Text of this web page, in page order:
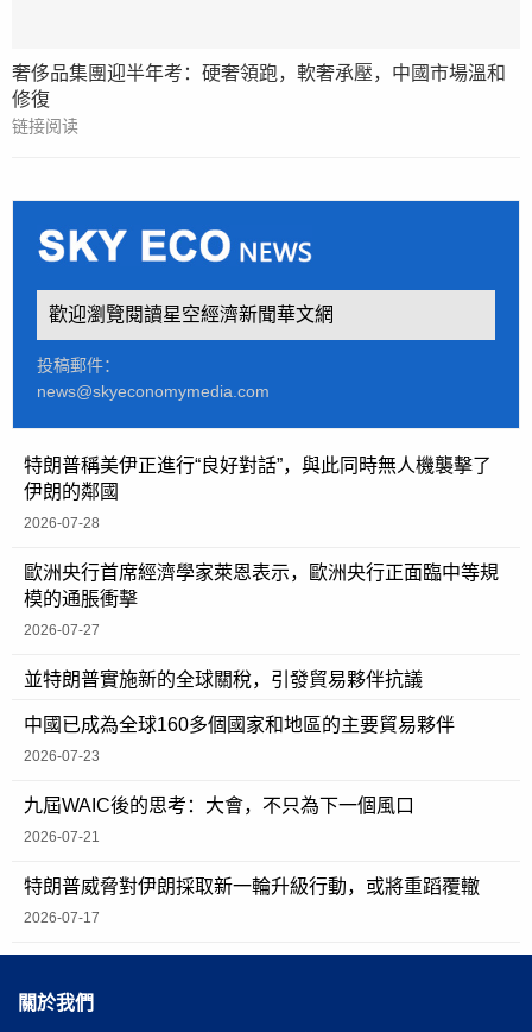
奢侈品集團迎半年考：硬奢領跑，軟奢承壓，中國市場溫和
修復
链接阅读
歡迎瀏覽閱讀星空經濟新聞華文網
投稿郵件：
news@skyeconomymedia.com
特朗普稱美伊正進行“良好對話”，與此同時無人機襲擊了
伊朗的鄰國
2026-07-28
歐洲央行首席經濟學家萊恩表示，歐洲央行正面臨中等規
模的通脹衝擊
2026-07-27
並特朗普實施新的全球關稅，引發貿易夥伴抗議
中國已成為全球160多個國家和地區的主要貿易夥伴
2026-07-23
九屆WAIC後的思考：大會，不只為下一個風口
2026-07-21
特朗普威脅對伊朗採取新一輪升級行動，或將重蹈覆轍
2026-07-17
關於我們